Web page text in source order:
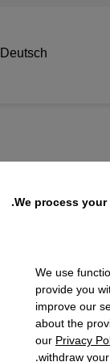
Deutsch
We process
We use
provide you
improve our
about the
ourPrivacy